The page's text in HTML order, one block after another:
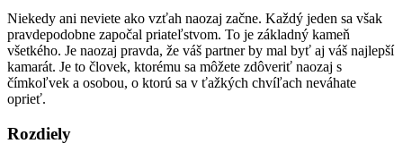
Niekedy ani neviete ako vzťah naozaj začne. Každý jeden sa však
pravdepodobne započal priateľstvom. To je základný kameň
všetkého. Je naozaj pravda, že váš partner by mal byť aj váš najlepší
kamarát. Je to človek, ktorému sa môžete zdôveriť naozaj s
čímkoľvek a osobou, o ktorú sa v ťažkých chvíľach neváhate
oprieť.
Rozdiely